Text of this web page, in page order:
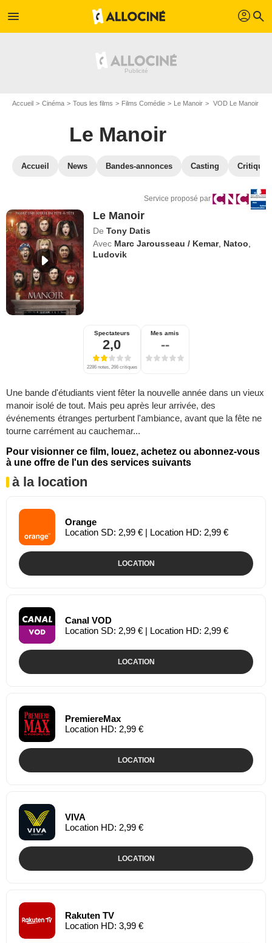
menu profil search
Accueil Cinéma Tous les films Films Comédie Le Manoir VOD Le Manoir
Le Manoir
Accueil News Bandes-annonces Casting
Service proposé par
Le Manoir
De Tony Datis
Avec Marc Jarousseau / Kemar, Natoo
Ludovik
Spectateurs
2,0
2286 notes, 266 critiques
Mes amis
--
Une bande d'étudiants vient fêter la nouvelle année dans un vieux
manoir isolé de tout. Mais peu après leur arrivée, des
événements étranges perturbent l'ambiance, avant que la fête ne
tourne carrément au cauchemar...
Pour visionner ce film, louez, achetez ou abonnez-vous
à une offre de l'un des services suivants
à la location
Orange
Location SD: 2,99 € | Location HD: 2,99 €
LOCATION
Canal VOD
Location SD: 2,99 € | Location HD: 2,99 €
LOCATION
PremiereMax
Location HD: 2,99 €
LOCATION
VIVA
Location HD: 2,99 €
LOCATION
Rakuten TV
Location HD: 3,99 €